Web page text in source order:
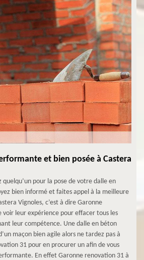
et bien posée à Castera
quelqu’un pour la pose de votre dalle en
bien informé et faites appel à la meilleure
Vignoles, c’est à dire Garonne
leur expérience pour effacer tous les
leur compétence. Une dalle en béton
maçon bien agile alors ne tardez pas à
31 pour en procurer un afin de vous
En effet Garonne renovation 31 à